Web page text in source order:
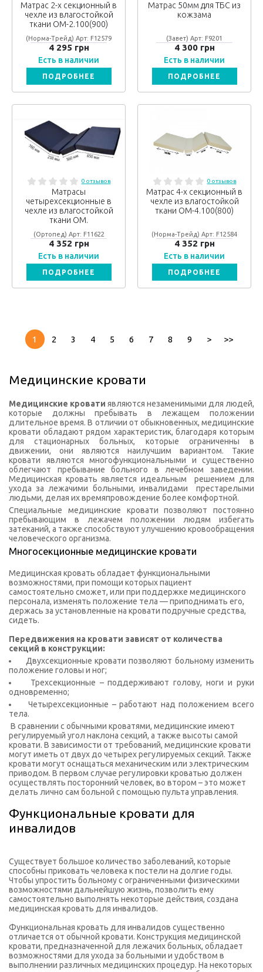
Матрас 2-х секционный в
чехле из влагостойкой
ткани ОМ-2.100(900)
(Норма-Трейд) Арт: F12579
4 295 грн
Есть в наличии
ПОДРОБНЕЕ
Матрас 50мм для ТБС из
кожзама
(Завет) Арт: F9201
4 300 грн
Есть в наличии
ПОДРОБНЕЕ
0 отзывов
Матрасы
четырехсекционные в
чехле из влагостойкой
ткани ОМ.
(Ортопед) Арт: F11622
4 352 грн
Есть в наличии
ПОДРОБНЕЕ
0 отзывов
Матрас 4-х секционный в
чехле из влагостойкой
ткани ОМ-4.100(800)
(Норма-Трейд) Арт: F12584
4 352 грн
Есть в наличии
ПОДРОБНЕЕ
1 2 3 4 5 6 7 8 9 > >>
Медицинские кровати
Медицинские кровати являются незаменимыми для людей,
которые должны пребывать в лежащем положении
длительное время. В отличии от обыкновенных, медицинские
кровати обладают рядом характеристик, благодаря которым
для стационарных больных, которые ограниченны в
движении, они являются наилучшим вариантом. Такие
кровати являются многофункциональными и существенно
облегчают пребывание больного в лечебном заведении.
Медицинская кровать является идеальным решением для
ухода за лежачими больными, инвалидами престарелыми
людьми, делая их времяпровождение более комфортной.
Специальные медицинские кровати позволяют постоянно
пребывающим в лежачем положении людям избегать
затеканий, а также способствуют улучшению кровообращения
человеческого организма.
Многосекционные медицинские кровати
Медицинская кровать обладает функциональными
возможностями, при помощи которых пациент
самостоятельно сможет, или при поддержке медицинского
персонала, изменять положение тела — приподнимать его,
держась за установленные на кровати подручные средства,
сидеть.
Передвижения на кровати зависят от количества
секций в конструкции:
Двухсекционные кровати позволяют больному изменить
положение головы и ног;
Трехсекционные – поддерживают голову, ноги и руки
одновременно;
Четырехсекционные – работают над положением всего
тела.
В сравнении с обычными кроватями, медицинские имеют
регулируемый угол наклона секций, а также высоты самой
кровати. В зависимости от требований, медицинские кровати
могут иметь от двух до четырех регулируемых секций. Также
кровати могут оснащаться механическим или электрическим
приводом. В первом случае регулировки кроватью должен
осуществлять посторонний человек, во втором – это может
делать лично сам больной с помощью пульта управления.
Функциональные кровати для
инвалидов
Существует большое количество заболеваний, которые
способны приковать человека к постели на долгие годы.
Чтобы упростить больному с ограниченными физическими
возможностями дальнейшую жизнь, позволить ему
самостоятельно выполнять некоторые действия, создана
медицинская кровать для инвалидов.
Функциональная кровать для инвалидов существенно
отличается от обычной кровати. Конструкция медицинской
кровати, предназначенной для лежачих больных, обладает
возможностями для ухода за больными и удобством в
выполнении различных медицинских процедур. На некоторых